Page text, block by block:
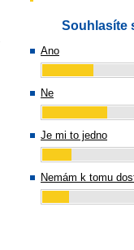
Souhlasíte
Ano
Ne
Je mi to jedno
Nemám k tomu